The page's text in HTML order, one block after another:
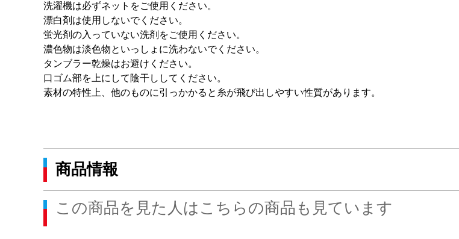
洗濯機は必ずネットをご使用ください。
漂白剤は使用しないでください。
蛍光剤の入っていない洗剤をご使用ください。
濃色物は淡色物といっしょに洗わないでください。
タンブラー乾燥はお避けください。
口ゴム部を上にして陰干ししてください。
素材の特性上、他のものに引っかかると糸が飛び出しやすい性質があります。
商品情報
この商品を見た人はこちらの商品も見ています